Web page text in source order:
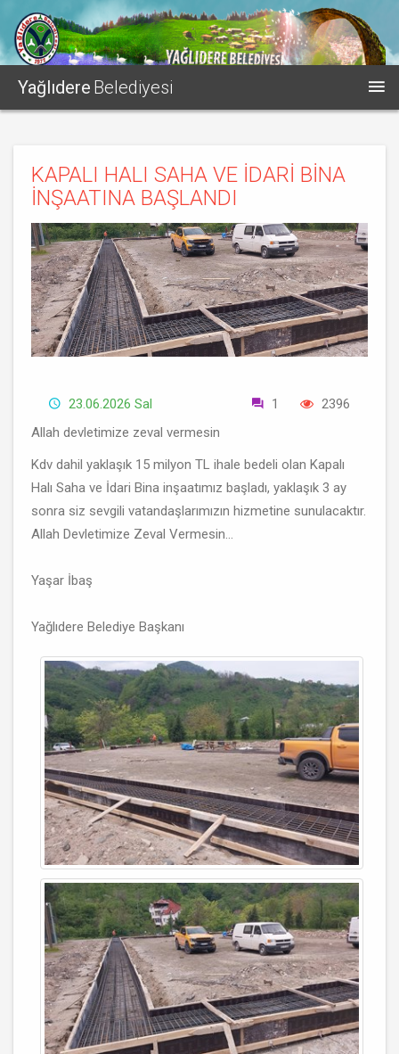
Yağlıdere Belediyesi
KAPALI HALI SAHA VE İDARİ BİNA
İNŞAATINA BAŞLANDI
23.06.2026 Sal 1
2396
Allah devletimize zeval vermesin
Kdv dahil yaklaşık 15 milyon TL ihale bedeli olan Kapalı
Halı Saha ve İdari Bina inşaatımız başladı, yaklaşık 3 ay
sonra siz sevgili vatandaşlarımızın hizmetine sunulacaktır.
Allah Devletimize Zeval Vermesin...
Yaşar İbaş
Yağlıdere Belediye Başkanı